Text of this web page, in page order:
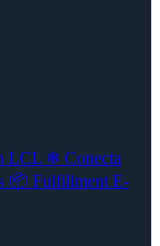
LCL ❄ Conecta
📦 Fulfillment E-